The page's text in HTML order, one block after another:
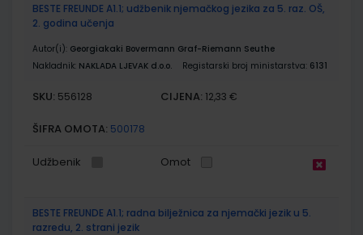
BESTE FREUNDE A1.1; udžbenik njemačkog jezika za 5. raz. OŠ,
2. godina učenja
Autor(i): Georgiakaki Bovermann Graf-Riemann Seuthe
Nakladnik: NAKLADA LJEVAK d.o.o. Registarski broj ministarstva: 6131
SKU: 556128 CIJENA: 12,33 €
ŠIFRA OMOTA: 500178
Udžbenik Omot
BESTE FREUNDE A1.1; radna bilježnica za njemački jezik u 5.
razredu, 2. strani jezik